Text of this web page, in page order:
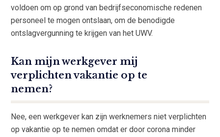
voldoen om op grond van bedrijfseconomische redenen
personeel te mogen ontslaan, om de benodigde
ontslagvergunning te krijgen van het UWV.
Kan mijn werkgever mij
verplichten vakantie op te
nemen?
Nee, een werkgever kan zijn werknemers niet verplichten
op vakantie op te nemen omdat er door corona minder